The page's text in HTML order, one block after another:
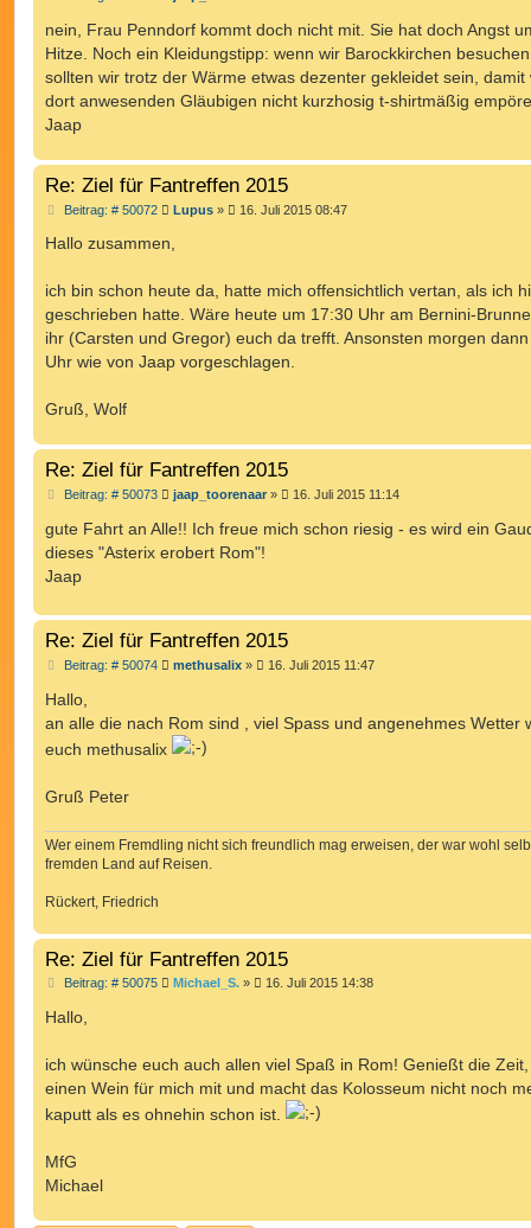
i
r
g
nein, Frau Penndorf kommt doch nicht mit. Sie hat doch Angst
Hitze. Noch ein Kleidungstipp: wenn wir Barockkirchen
sollten wir trotz der Wärme etwas dezenter gekleidet sein, damit
dort anwesenden Gläubigen nicht kurzhosig t-shirtmäßig
Jaap
Re: Ziel für Fantreffen 2015
Beitrag: # 50072B
i
a
g
Lupus» 16. Juli 2015 08:47
Hallo zusammen,
ich bin schon heute da, hatte mich offensichtlich vertan, als ich
geschrieben hatte. Wäre heute um 17:30 Uhr am Bernini-
ihr (Carsten und Gregor) euch da trefft. Ansonsten morgen
Uhr wie von Jaap vorgeschlagen.
Gruß, Wolf
Re: Ziel für Fantreffen 2015
Beitrag: # 50073B
i
r
jaap_toorenaar» 16. Juli 2015 11:14
gute Fahrt an Alle!! Ich freue mich schon riesig - es wird ein
dieses "Asterix erobert Rom"!
Jaap
Re: Ziel für Fantreffen 2015
Beitrag: # 50074B
r
a
g
methusalix» 16. Juli 2015 11:47
Hallo,
an alle die nach Rom sind , viel Spass und angenehmes Wetter
euch methusalix
Gruß Peter
Wer einem Fremdling nicht sich freundlich mag erweisen, der war wohl
fremden Land auf Reisen.
Rückert, Friedrich
Re: Ziel für Fantreffen 2015
Beitrag: # 50075B
a
g
Michael_S.» 16. Juli 2015 14:38
Hallo,
ich wünsche euch auch allen viel Spaß in Rom! Genießt die
einen Wein für mich mit und macht das Kolosseum nicht noch
kaputt als es ohnehin schon ist.
MfG
Michael